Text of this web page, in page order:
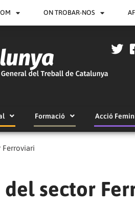
ON TROBAR-NOS
Formació Acció
Ferroviari
sector